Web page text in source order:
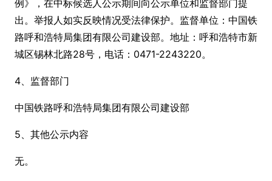
例》，在中标候选人公示期间向公示单位和监督部门提
出。举报人如实反映情况受法律保护。监督单位：中国铁
路呼和浩特局集团有限公司建设部。地址：呼和浩特市新
城区锡林北路28号，电话：0471-2243220。
4、监督部门
中国铁路呼和浩特局集团有限公司建设部
5、其他公示内容
无。